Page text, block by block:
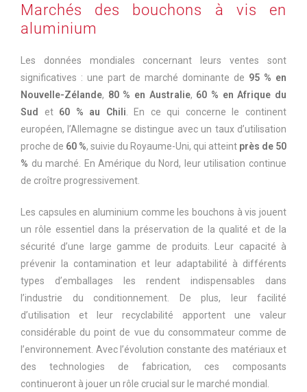
Marchés des bouchons à vis en
aluminium
Les données mondiales concernant leurs ventes sont
significatives : une part de marché dominante de 95 % en
Nouvelle-Zélande, 80 % en Australie, 60 % en Afrique du
Sud
et 60 % au Chili . En ce qui concerne le continent
européen, l’Allemagne se distingue avec un taux d’utilisation
proche de 60 %, suivie du Royaume-Uni, qui atteint près de 50
% du marché. En Amérique du Nord, leur utilisation continue
de croître progressivement.
Les capsules en aluminium comme les bouchons à vis jouent
un rôle essentiel dans la préservation de la qualité et de la
sécurité d’une large gamme de produits. Leur capacité à
prévenir la contamination et leur adaptabilité à différents
types d’emballages les rendent indispensables dans
l’industrie du conditionnement. De plus, leur facilité
d’utilisation et leur recyclabilité apportent une valeur
considérable du point de vue du consommateur comme de
l’environnement. Avec l’évolution constante des matériaux et
des technologies de fabrication, ces composants
continueront à jouer un rôle crucial sur le marché mondial.